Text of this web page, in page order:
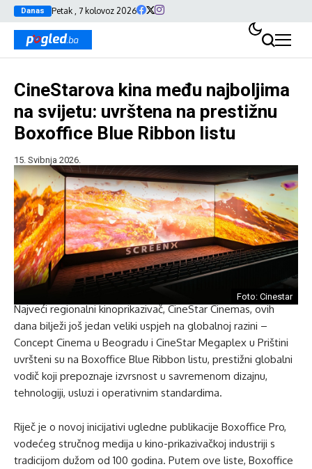
Danas Petak , 7 kolovoz 2026
CineStarova kina među najboljima
na svijetu: uvrštena na prestižnu
Boxoffice Blue Ribbon listu
15. Svibnja 2026.
Foto: Cinestar
Najveći regionalni kinoprikazivač, CineStar Cinemas, ovih
dana bilježi još jedan veliki uspjeh na globalnoj razini –
Concept Cinema u Beogradu i CineStar Megaplex u Prištini
uvršteni su na Boxoffice Blue Ribbon listu, prestižni globalni
vodič koji prepoznaje izvrsnost u savremenom dizajnu,
tehnologiji, usluzi i operativnim standardima.
Riječ je o novoj inicijativi ugledne publikacije Boxoffice Pro,
vodećeg stručnog medija u kino-prikazivačkoj industriji s
tradicijom dužom od 100 godina. Putem ove liste, Boxoffice